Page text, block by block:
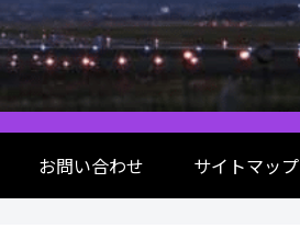
お問い合わせ サイトマップ